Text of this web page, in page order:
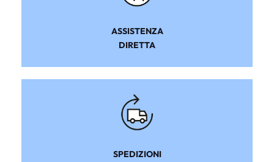
ASSISTENZA
DIRETTA
SPEDIZIONI